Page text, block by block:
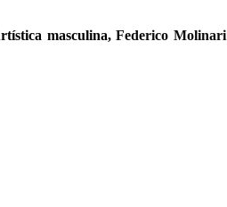
masculina,Federico Molinari